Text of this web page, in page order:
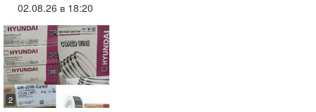
02.08.26 в 18:20
2